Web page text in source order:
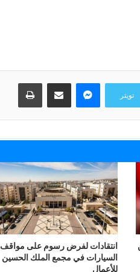
تويتر
ماسنجر مشاركة عبر البريد طباعة
انتقادات لفرض رسوم على مواقف
السيارات في مجمع الملك الحسين
للأعمال